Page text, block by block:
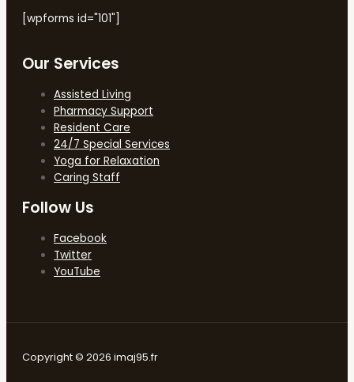
[wpforms id="101"]
Our Services
Assisted Living
Pharmacy Support
Resident Care
24/7 Special Services
Yoga for Relaxation
Caring Staff
Follow Us
Facebook
Twitter
YouTube
Copyright © 2026 imaj95.fr